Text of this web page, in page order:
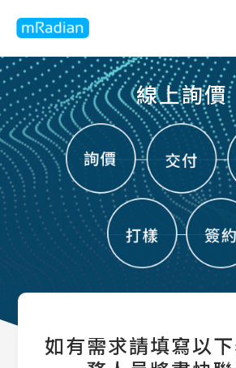
線上詢價
如有需求請填寫以